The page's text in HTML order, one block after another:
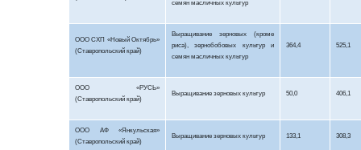
семян масличных культур
ООО СХП «Новый Октябрь»
(Ставропольский край)
Выращивание зерновых (кроме
риса), зернобобовых культур и
семян масличных культур
364,4 525,1
ООО «РУСЬ»
(Ставропольский край)
Выращивание зерновых культур 50,0 406,1
ООО АФ «Янкульская»
(Ставропольский край)
Выращивание зерновых культур 133,1 308,3